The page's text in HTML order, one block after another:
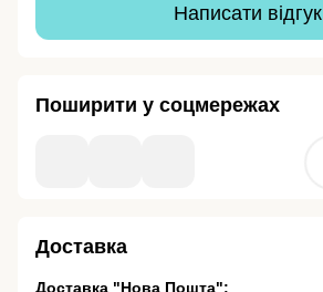
Написати відгук
Поширити у соцмережах
Доставка
Доставка "Нова Пошта":